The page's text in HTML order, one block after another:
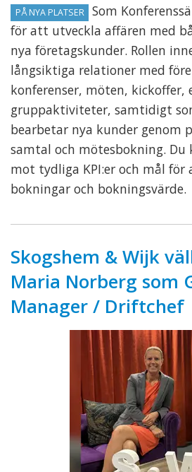
PÅ NYA PLATSER
Som
för att utveckla affären med
nya företagskunder. Rollen
långsiktiga relationer med
konferenser, möten, kickoffer,
gruppaktiviteter, samtidigt
bearbetar nya kunder genom
samtal och mötesbokning.
mot tydliga KPI:er och mål
bokningar och bokningsvärde.
Skogshem & Wijk
Maria Norberg som
Manager / Driftchef